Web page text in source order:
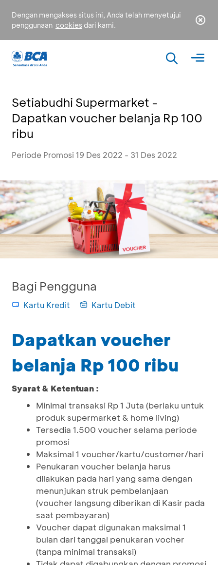
Dengan mengakses situs ini, Anda telah menyetujui
penggunaan cookies dari kami.
Setiabudhi Supermarket -
Dapatkan voucher belanja Rp 100
ribu
Periode Promosi 19 Des 2022 - 31 Des 2022
Bagi Pengguna
Kartu Kredit Kartu Debit
Dapatkan voucher
belanja Rp 100 ribu
Syarat & Ketentuan :
Minimal transaksi Rp 1 Juta (berlaku untuk
produk supermarket & home living)
Tersedia 1.500 voucher selama periode
promosi
Maksimal 1 voucher/kartu/customer/hari
Penukaran voucher belanja harus
dilakukan pada hari yang sama dengan
menunjukan struk pembelanjaan
(voucher langsung diberikan di Kasir pada
saat pembayaran)
Voucher dapat digunakan maksimal 1
bulan dari tanggal penukaran vocher
(tanpa minimal transaksi)